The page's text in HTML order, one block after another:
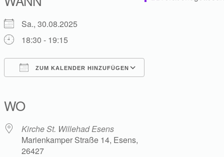
Sa., 30.08.2025
18:30 - 19:15
ZUM KALENDER HINZUFÜGEN
WO
Kirche St. Willehad Esens
Marienkamper Straße 14, Esens,
26427